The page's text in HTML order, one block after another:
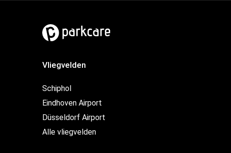
Vliegvelden
Schiphol
Eindhoven Airport
Düsseldorf Airport
Alle vliegvelden